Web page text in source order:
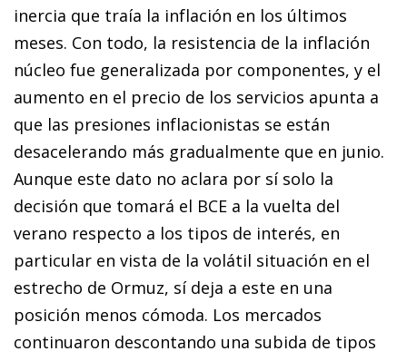
inercia que traía la inflación en los últimos
meses. Con todo, la resistencia de la inflación
núcleo fue generalizada por componentes, y el
aumento en el precio de los servicios apunta a
que las presiones inflacionistas se están
desacelerando más gradualmente que en junio.
Aunque este dato no aclara por sí solo la
decisión que tomará el BCE a la vuelta del
verano respecto a los tipos de interés, en
particular en vista de la volátil situación en el
estrecho de Ormuz, sí deja a este en una
posición menos cómoda. Los mercados
continuaron descontando una subida de tipos